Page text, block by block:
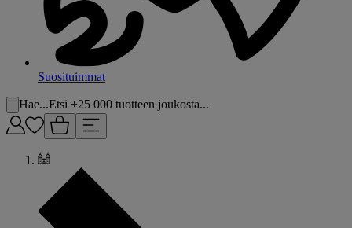
Suosituimmat
Hae...Etsi +25 000 tuotteen joukosta...